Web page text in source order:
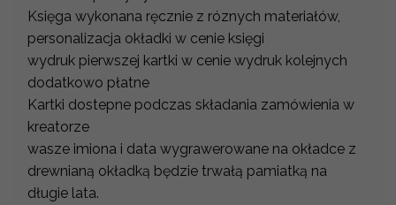
Księga wykonana ręcznie z róznych materiałów,
personalizacja okładki w cenie księgi
wydruk pierwszej kartki w cenie wydruk kolejnych
dodatkowo płatne
Kartki dostepne podczas składania zamówienia w
kreatorze
wasze imiona i data wygrawerowane na okładce z
drewnianą okładką będzie trwałą pamiatką na
długie lata.